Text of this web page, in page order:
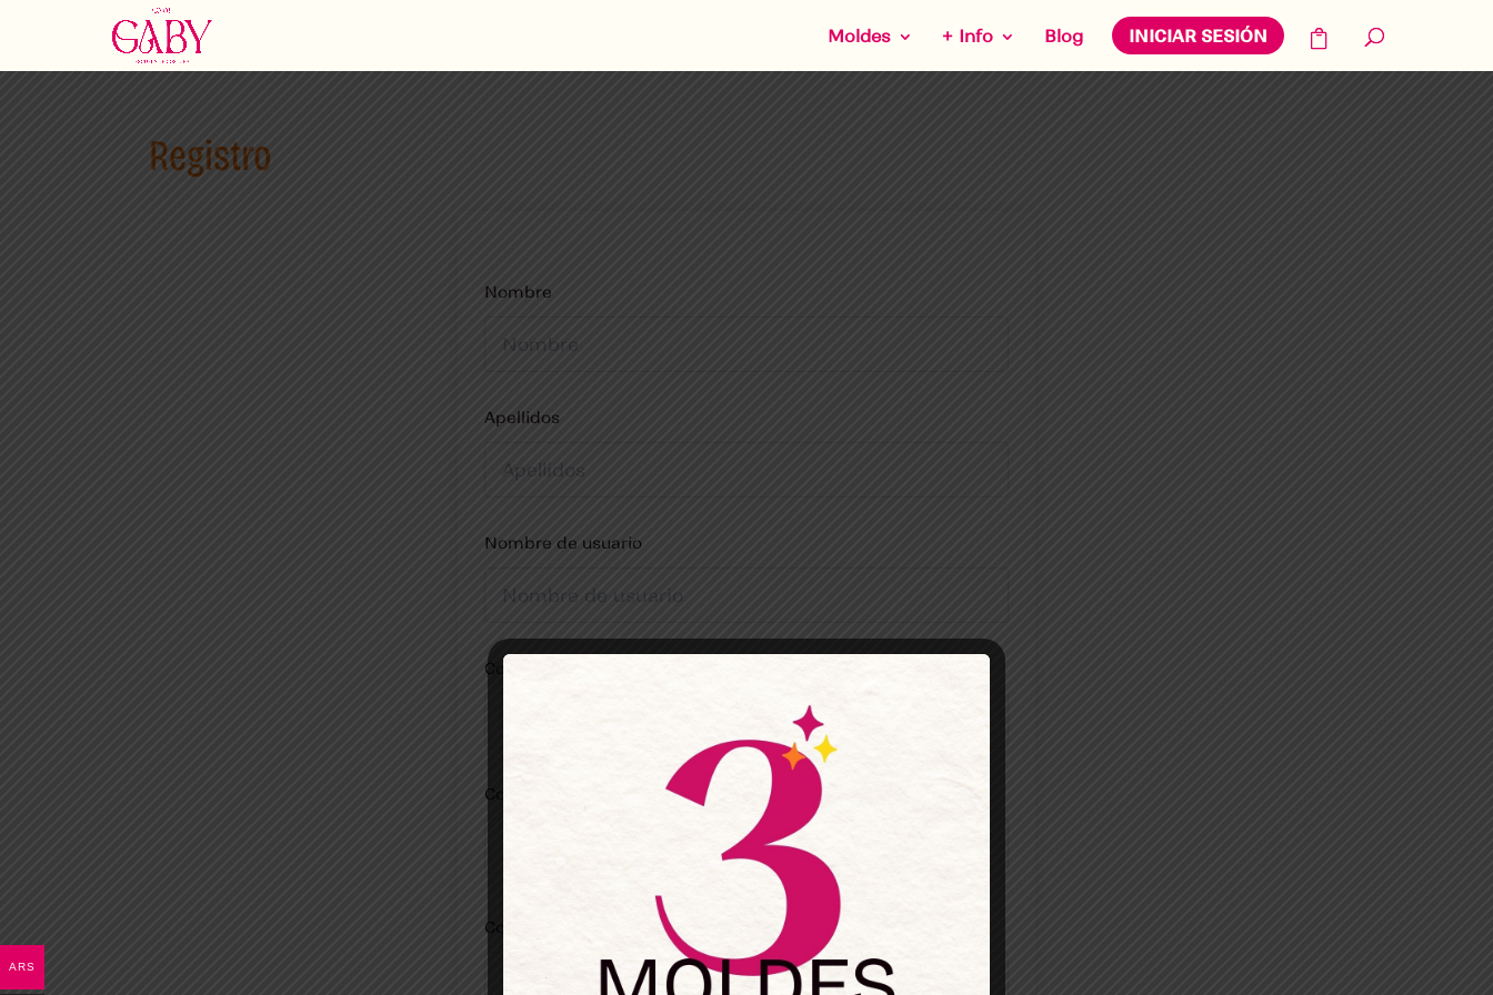
Moldes + Info Blog INICIAR SESIÓN
Registro
Nombre
Apellidos
Nombre de usuario
Correo electrónico
Contraseña
Confirmación de contraseña
ARS